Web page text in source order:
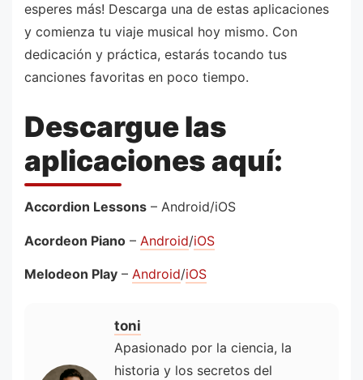
esperes más! Descarga una de estas aplicaciones
y comienza tu viaje musical hoy mismo. Con
dedicación y práctica, estarás tocando tus
canciones favoritas en poco tiempo.
Descargue las
aplicaciones aquí:
Accordion Lessons – Android/iOS
Acordeon Piano – Android/iOS
Melodeon Play – Android/iOS
toni
Apasionado por la ciencia, la
historia y los secretos del